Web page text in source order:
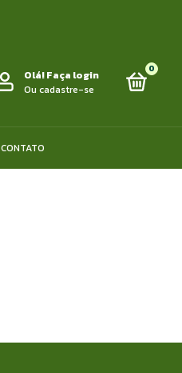
Olá!Faça login
Ou cadastre-se
0
CONTATO